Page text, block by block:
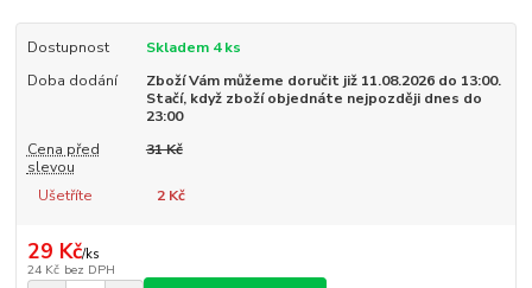
Dostupnost
Skladem 4 ks
Doba dodání
Zboží Vám můžeme doručit již 11.08.2026 do 13:00.
Stačí, když zboží objednáte nejpozději dnes do
23:00
Cena před
slevou
31 Kč
Ušetříte 2 Kč
29 Kč/ks
24 Kč bez DPH